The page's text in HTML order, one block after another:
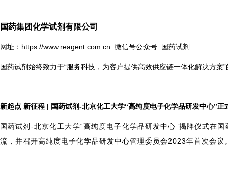
国药集团化学试剂有限公司
网址： https://www.reagent.com.cn 微信号公众号: 国药试剂
国药试剂始终致力于“服务科技，为客户提供高效供应链一体化解决方
新起点 新征程 | 国药试剂-北京化工大学“高纯度电子化学品研发中心”
国药试剂-北京化工大学“高纯度电子化学品研发中心”揭牌仪式在
流，并召开高纯度电子化学品研发中心管理委员会2023年首次会